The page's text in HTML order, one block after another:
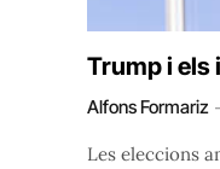
Trump i els
Alfons Formariz
Les eleccions